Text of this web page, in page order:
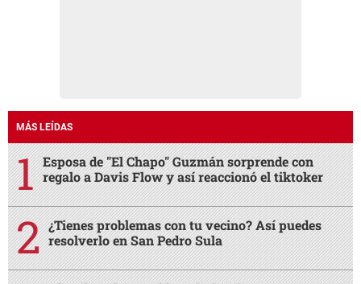
MÁS LEÍDAS
Esposa de "El Chapo" Guzmán sorprende con
regalo a Davis Flow y así reaccionó el tiktoker
¿Tienes problemas con tu vecino? Así puedes
resolverlo en San Pedro Sula